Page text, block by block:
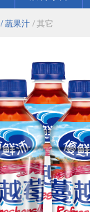
/ 蔬果汁 / 其它